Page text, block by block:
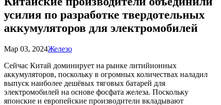
усилия по разработке твердотельных
аккумуляторов для электромобилей
Мар 03, 2024Железо
Сейчас Китай доминирует на рынке литийионных
аккумуляторов, поскольку в огромных количествах наладил
выпуск наиболее дешёвых тяговых батарей для
электромобилей на основе фосфата железа. Поскольку
японские и европейские производители вкладывают